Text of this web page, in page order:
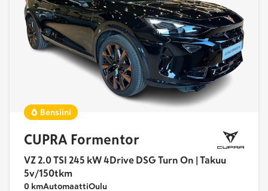
Bensiini
CUPRA Formentor
VZ 2.0 TSI 245 kW 4Drive DSG Turn On | Takuu
5v/150tkm
0 kmAutomaattiOulu